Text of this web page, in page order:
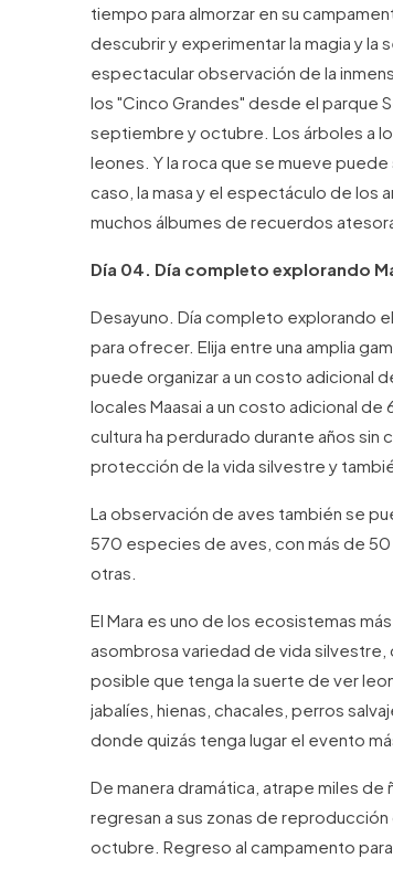
tiempo para almorzar en su
descubrir y experimentar la magia y la
espectacular observación de la
los "Cinco Grandes" desde el parque
septiembre y octubre. Los árboles a lo
leones. Y la roca que se mueve
caso, la masa y el espectáculo de los
muchos álbumes de recuerdos
Día 04. Día completo explorando
Desayuno. Día completo explorando
para ofrecer. Elija entre una amplia
puede organizar a un costo adicional
locales Maasai a un costo adicional de
cultura ha perdurado durante años sin
protección de la vida silvestre y
La observación de aves también se
570 especies de aves, con más de
otras.
El Mara es uno de los ecosistemas
asombrosa variedad de vida
posible que tenga la suerte de ver
jabalíes, hienas, chacales, perros
donde quizás tenga lugar el evento
De manera dramática, atrape miles
regresan a sus zonas de
octubre. Regreso al campamento para